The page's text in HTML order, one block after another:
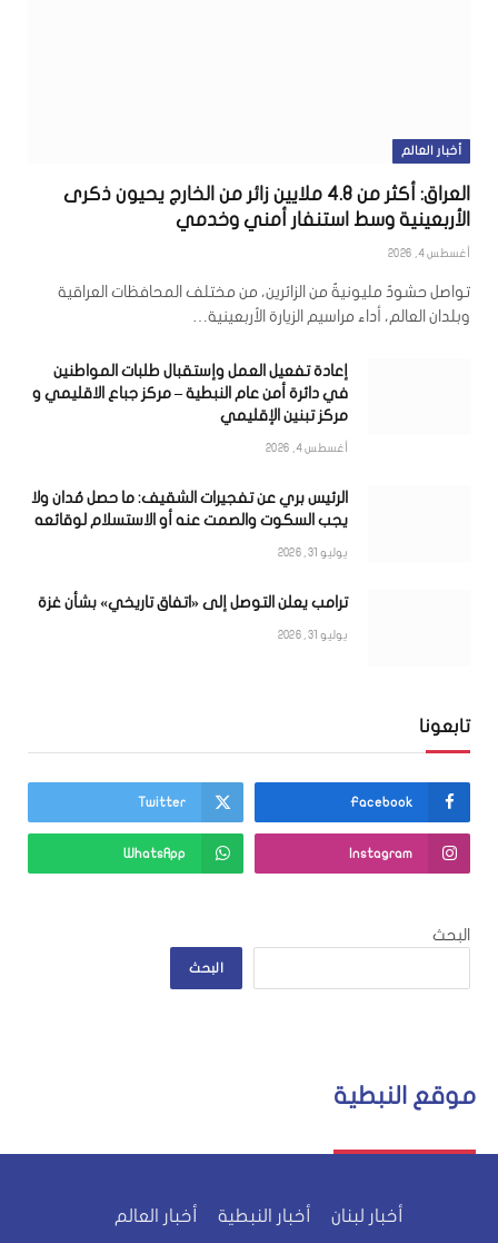
أخبار العالم
العراق: أكثر من 4.8 ملايين زائر من الخارج يحيون ذكرى
الأربعينية وسط استنفار أمني وخدمي
أغسطس 4, 2026
تواصل حشودٌ مليونيةٌ من الزائرين، من مختلف المحافظات العراقية
وبلدان العالم، أداء مراسيم الزيارة الأربعينية…
إعادة تفعيل العمل وإستقبال طلبات المواطنين
في دائرة أمن عام النبطية – مركز جباع الاقليمي و
مركز تبنين الإقليمي
أغسطس 4, 2026
الرئيس بري عن تفجيرات الشقيف: ما حصل مُدان ولا
يجب السكوت والصمت عنه أو الاستسلام لوقائعه
يوليو 31, 2026
ترامب يعلن التوصل إلى «اتفاق تاريخي» بشأن غزة
يوليو 31, 2026
تابعونا
Facebook
Twitter
Instagram
WhatsApp
البحث
البحث
موقع النبطية
أخبار لبنان أخبار النبطية
أخبار العالم